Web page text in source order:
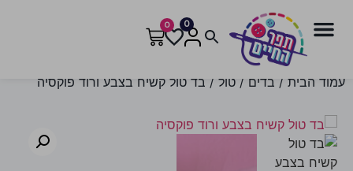
0
0
עמוד הבית / בדים / טול / בד טול קשיח בצבע ורוד פוקסיה